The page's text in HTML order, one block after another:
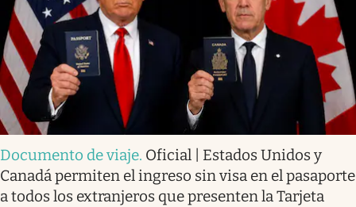
Documento de viaje. Oficial | Estados Unidos y
Canadá permiten el ingreso sin visa en el pasaporte
a todos los extranjeros que presenten la Tarjeta